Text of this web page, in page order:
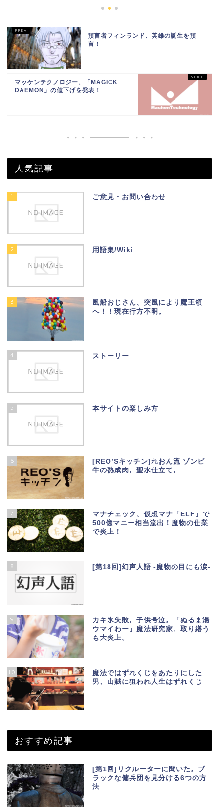
預言者フィンランド、英雄の誕生を預
言！
マッケンテクノロジー、「MAGICK
DAEMON」の値下げを発表！
人気記事
1 ご意見・お問い合わせ
2 用語集/Wiki
3
風船おじさん、突風により魔王領
へ！！現在行方不明。
4 ストーリー
5 本サイトの楽しみ方
6
[REO’Sキッチン]れおん流 ゾンビ
牛の熟成肉。聖水仕立て。
7
マナチェック、仮想マナ「ELF」で
500億マニー相当流出！魔物の仕業
で炎上！
8 [第18回]幻声人語 -魔物の目にも涙-
9
カキ氷失敗。子供号泣。「ぬるま湯
ウマイわー」魔法研究家、取り繕う
も大炎上。
10
魔法ではずれくじをあたりにした
男、山賊に狙われ人生はずれくじ
おすすめ記事
[第1回]リクルーターに聞いた。ブ
ラックな傭兵団を見分ける6つの方
法